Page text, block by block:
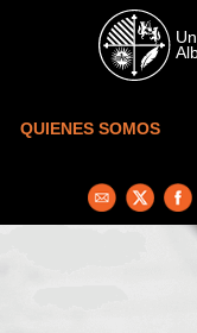
Skip to main content
QUIENES SOMOS